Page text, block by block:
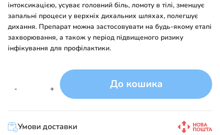
інтоксикацією, усуває головний біль, ломоту в тілі, зменшує
запальні процеси у верхніх дихальних шляхах, полегшує
дихання. Препарат можна застосовувати на будь-якому етапі
захворювання, а також у період підвищеного ризику
інфікування для профілактики.
-
ГРИПОЛІК
+ До кошика
Умови доставки